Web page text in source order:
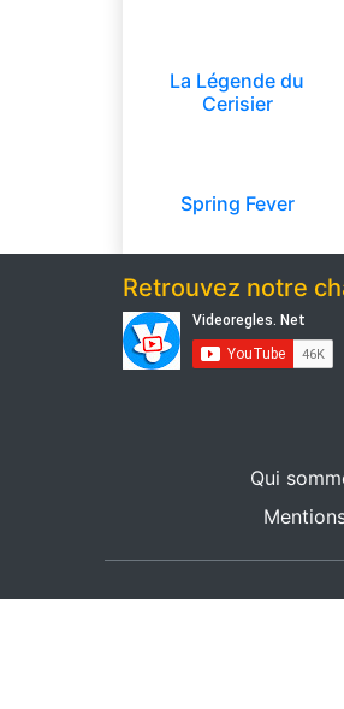
La Légende du
Cerisier
Spring Fever
Retrouvez notre
Qui